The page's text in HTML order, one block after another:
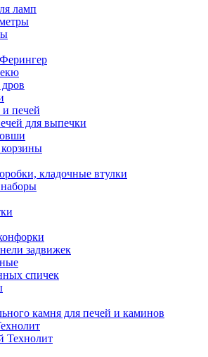
ламп
печей
для выпечки
кладочные втулки
задвижек
спичек
камня для печей и каминов
Технолит